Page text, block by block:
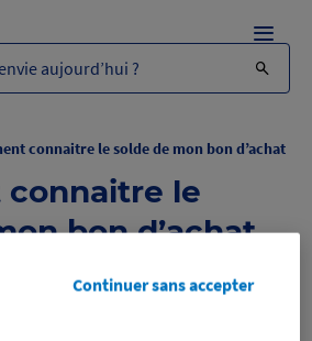
aujourd’hui ?
Menu
connaitre le solde de mon bon d’achat
connaitre le
bon d’achat
Continuer sans accepter